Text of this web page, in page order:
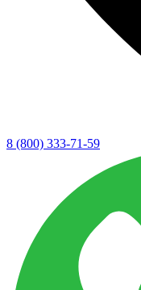
8 (800) 333-71-59